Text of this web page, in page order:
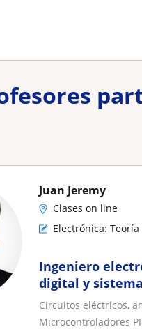
Juan Jeremy
Clases on line
Electrónica:
Ingeniero
digital y
Circuitos eléctricos,
Microcontroladores